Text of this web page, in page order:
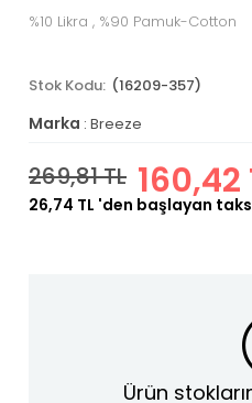
%10 Likra , %90 Pamuk-Cotton
(16209-357)
Marka : Breeze
269,81 TL 160,42
26,74 TL 'den başlayan
Ürün